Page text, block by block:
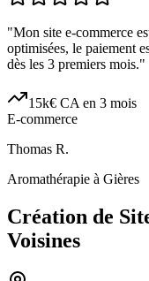
"Mon site e-commerce
optimisées, le paiement
dès les 3 premiers mois."
15k€ CA en 3 mois
E-commerce
Thomas R.
Aromathérapie à Gières
Création de
Voisines